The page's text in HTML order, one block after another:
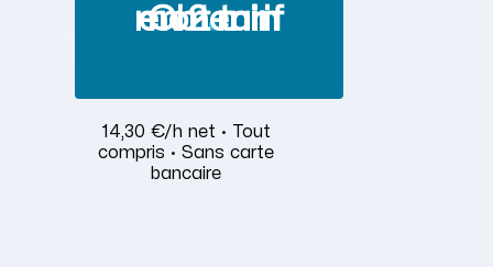
Obtenir mon tarif en 2 min
14,30 €/h net · Tout
compris · Sans carte
bancaire